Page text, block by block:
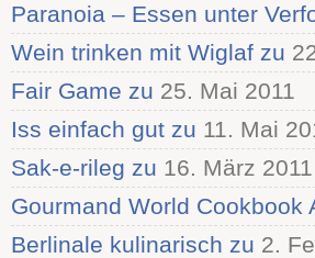
Paranoia – Essen unter
Wein trinken mit Wiglaf zu
Fair Game zu 25. Mai 2011
Iss einfach gut zu 11. Mai
Sak-e-rileg zu 16. März 2011
Gourmand World Cookbook
Berlinale kulinarisch zu 2.